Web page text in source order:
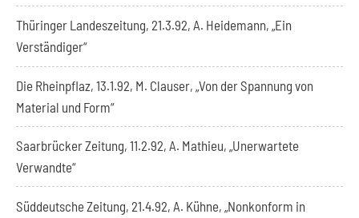
Thüringer Landeszeitung, 21.3.92, A. Heidemann, „Ein
Verständiger“
Die Rheinpflaz, 13.1.92, M. Clauser, „Von der Spannung von
Material und Form“
Saarbrücker Zeitung, 11.2.92, A. Mathieu, „Unerwartete
Verwandte“
Süddeutsche Zeitung, 21.4.92, A. Kühne, „Nonkonform in